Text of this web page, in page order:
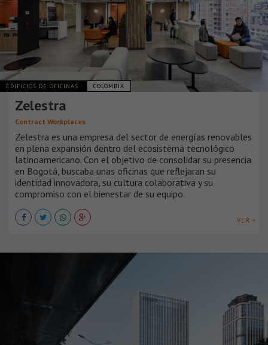
EDIFICIOS DE OFICINAS COLOMBIA
Zelestra
Contract Workplaces
Zelestra es una empresa del sector de energías renovables
en plena expansión dentro del ecosistema tecnológico
latinoamericano. Con el objetivo de consolidar su presencia
en Bogotá, buscaba unas oficinas que reflejaran su
identidad innovadora, su cultura colaborativa y su
compromiso con el bienestar de su equipo.
VER +